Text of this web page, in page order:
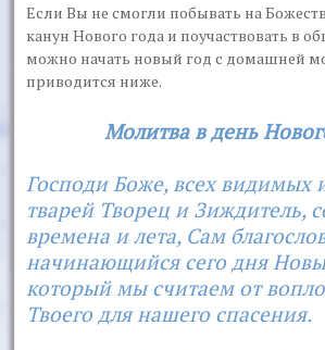
Если Вы не смогли побывать на
канун Нового года и поучаствовать в
можно начать новый год с домашней
приводится ниже.
Молитва в день
Господи Боже, всех видимых
тварей Творец и Зиждитель,
времена и лета, Сам
начинающийся сего дня
который мы считаем от
Твоего для нашего спасения.